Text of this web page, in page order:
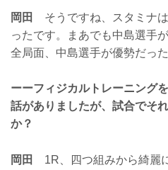
岡田
そうですね、スタミナ
ったです。まあでも中島選手
全局面、中島選手が優勢だっ
ーーフィジカルトレーニング
話がありましたが、試合でそ
か？
岡田
1R、四つ組みから綺麗